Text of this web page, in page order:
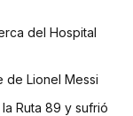
del Hospital
de Lionel Messi
Ruta 89 y sufrió